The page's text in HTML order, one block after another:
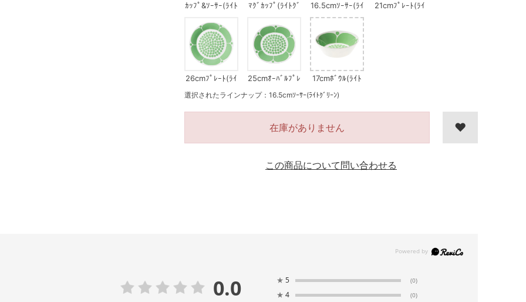
ｶｯﾌﾟ&ｿｰｻｰ(ﾗｲﾄ
ﾏｸﾞｶｯﾌﾟ(ﾗｲﾄｸﾞ
16.5cmｿｰｻｰ(ﾗｲ
ﾄｸﾞﾘｰﾝ)
21cmﾌﾟﾚｰﾄ(ﾗｲ
26cmﾌﾟﾚｰﾄ(ﾗｲ
25cmｵｰﾊﾞﾙﾌﾟﾚ
17cmﾎﾞｳﾙ(ﾗｲﾄ
選択されたラインナップ：16.5cmｿｰｻｰ(ﾗｲﾄｸﾞﾘｰﾝ)
在庫がありません
この商品について問い合わせる
0.0 ★ 5 (0)
★ 4 (0)